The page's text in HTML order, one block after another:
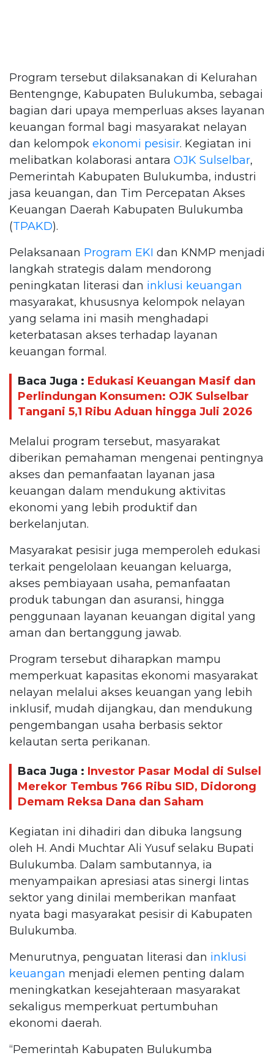
Program tersebut dilaksanakan di Kelurahan
Bentengnge, Kabupaten Bulukumba, sebagai
bagian dari upaya memperluas akses layanan
keuangan formal bagi masyarakat nelayan
dan kelompok ekonomi pesisir. Kegiatan ini
melibatkan kolaborasi antara OJK Sulselbar,
Pemerintah Kabupaten Bulukumba, industri
jasa keuangan, dan Tim Percepatan Akses
Keuangan Daerah Kabupaten Bulukumba
(TPAKD).
Pelaksanaan Program EKI dan KNMP menjadi
langkah strategis dalam mendorong
peningkatan literasi dan inklusi keuangan
masyarakat, khususnya kelompok nelayan
yang selama ini masih menghadapi
keterbatasan akses terhadap layanan
keuangan formal.
Baca Juga : Edukasi Keuangan Masif dan
Perlindungan Konsumen: OJK Sulselbar
Tangani 5,1 Ribu Aduan hingga Juli 2026
Melalui program tersebut, masyarakat
diberikan pemahaman mengenai pentingnya
akses dan pemanfaatan layanan jasa
keuangan dalam mendukung aktivitas
ekonomi yang lebih produktif dan
berkelanjutan.
Masyarakat pesisir juga memperoleh edukasi
terkait pengelolaan keuangan keluarga,
akses pembiayaan usaha, pemanfaatan
produk tabungan dan asuransi, hingga
penggunaan layanan keuangan digital yang
aman dan bertanggung jawab.
Program tersebut diharapkan mampu
memperkuat kapasitas ekonomi masyarakat
nelayan melalui akses keuangan yang lebih
inklusif, mudah dijangkau, dan mendukung
pengembangan usaha berbasis sektor
kelautan serta perikanan.
Baca Juga : Investor Pasar Modal di Sulsel
Merekor Tembus 766 Ribu SID, Didorong
Demam Reksa Dana dan Saham
Kegiatan ini dihadiri dan dibuka langsung
oleh H. Andi Muchtar Ali Yusuf selaku Bupati
Bulukumba. Dalam sambutannya, ia
menyampaikan apresiasi atas sinergi lintas
sektor yang dinilai memberikan manfaat
nyata bagi masyarakat pesisir di Kabupaten
Bulukumba.
Menurutnya, penguatan literasi dan inklusi
keuangan menjadi elemen penting dalam
meningkatkan kesejahteraan masyarakat
sekaligus memperkuat pertumbuhan
ekonomi daerah.
“Pemerintah Kabupaten Bulukumba